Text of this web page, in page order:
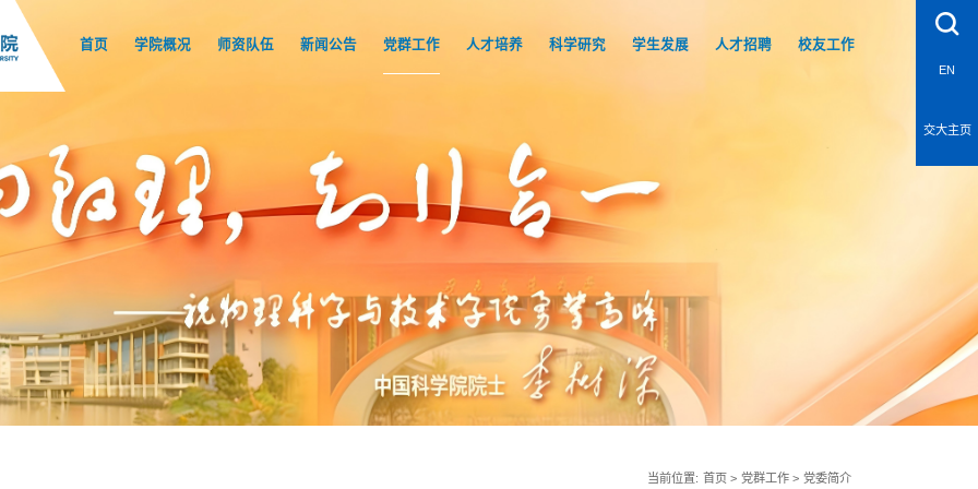
首页 学院概况 师资队伍 新闻公告 党群工作 人才培养 科学研究 学生发展 人才招聘 校友工作
EN
交大主页
当前位置: 首页 > 党群工作 > 党委简介